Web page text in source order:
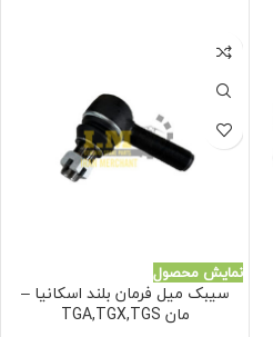
نمایش محصول
سیبک میل فرمان بلند اسکانیا –
مان TGA,TGX,TGS